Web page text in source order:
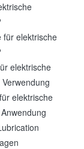
für elektrische
elektrische
elektrische